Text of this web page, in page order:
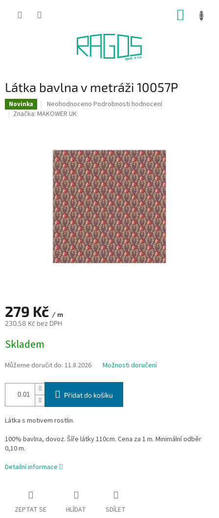
Látka bavlna v metráži 10057P
Novinka
Průměrné
hodnocení
hvězdiček.
Neohodnoceno Podrobnosti hodnocení
Značka: MAKOWER UK
279 Kč / m
230,58 Kč bez DPH
cena:
Skladem
Můžeme doručit do: 11.8.2026 Možnosti doručení
Přidat do košíku
Látka s motivem rostlin.
100% bavlna, dovoz. Šíře látky 110cm. Cena za 1 m. Minimální odběr
0,10 m.
Detailní informace
ZEPTAT SE HLÍDAT SDÍLET